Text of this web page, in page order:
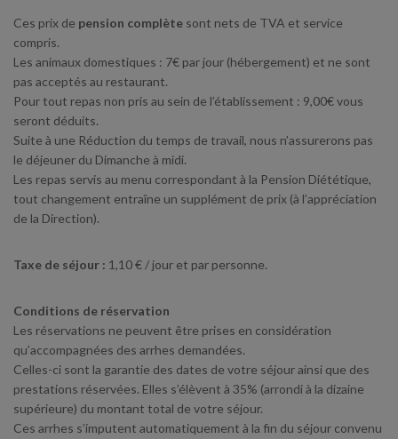
Ces prix de pension complète sont nets de TVA et service
compris.
Les animaux domestiques : 7€ par jour (hébergement) et ne sont
pas acceptés au restaurant.
Pour tout repas non pris au sein de l’établissement : 9,00€ vous
seront déduits.
Suite à une Réduction du temps de travail, nous n’assurerons pas
le déjeuner du Dimanche à midi.
Les repas servis au menu correspondant à la Pension Diététique,
tout changement entraîne un supplément de prix (à l’appréciation
de la Direction).
Taxe de séjour : 1,10 € / jour et par personne.
Conditions de réservation
Les réservations ne peuvent être prises en considération
qu’accompagnées des arrhes demandées.
Celles-ci sont la garantie des dates de votre séjour ainsi que des
prestations réservées. Elles s’élèvent à 35% (arrondi à la dizaine
supérieure) du montant total de votre séjour.
Ces arrhes s’imputent automatiquement à la fin du séjour convenu